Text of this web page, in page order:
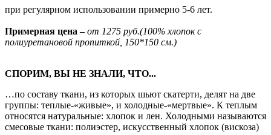
при регулярном использовании примерно 5-6 лет.
Примерная цена –от 1275 руб.(100% хлопок с
полиуретановой пропиткой, 150*150 см.)
СПОРИМ, ВЫ НЕ ЗНАЛИ, ЧТО...
…по составу ткани, из которых шьют скатерти, делят на две
группы: теплые-«живые», и холодные-«мертвые». К теплым
относятся натуральные: хлопок и лен. Холодными называются
смесовые ткани: полиэстер, искусственный хлопок (вискоза)